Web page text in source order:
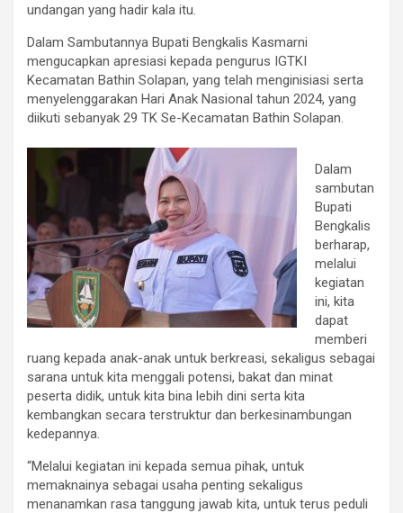
undangan yang hadir kala itu.
Dalam Sambutannya Bupati Bengkalis Kasmarni
mengucapkan apresiasi kepada pengurus IGTKI
Kecamatan Bathin Solapan, yang telah menginisiasi serta
menyelenggarakan Hari Anak Nasional tahun 2024, yang
diikuti sebanyak 29 TK Se-Kecamatan Bathin Solapan.
Dalam
sambutan
Bupati
Bengkalis
berharap,
melalui
kegiatan
ini, kita
dapat
memberi
ruang kepada anak-anak untuk berkreasi, sekaligus sebagai
sarana untuk kita menggali potensi, bakat dan minat
peserta didik, untuk kita bina lebih dini serta kita
kembangkan secara terstruktur dan berkesinambungan
kedepannya.
“Melalui kegiatan ini kepada semua pihak, untuk
memaknainya sebagai usaha penting sekaligus
menanamkan rasa tanggung jawab kita, untuk terus peduli